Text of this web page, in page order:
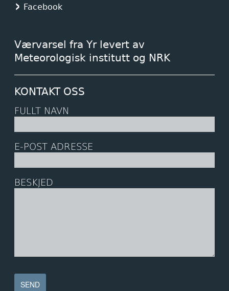
Facebook
Værvarsel fra Yr levert av
Meteorologisk institutt og NRK
KONTAKT OSS
FULLT NAVN
E-POST ADRESSE
BESKJED